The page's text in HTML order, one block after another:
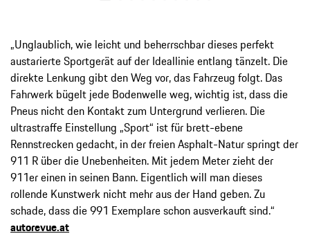
„Unglaublich, wie leicht und beherrschbar dieses perfekt
austarierte Sportgerät auf der Ideallinie entlang tänzelt. Die
direkte Lenkung gibt den Weg vor, das Fahrzeug folgt. Das
Fahrwerk bügelt jede Bodenwelle weg, wichtig ist, dass die
Pneus nicht den Kontakt zum Untergrund verlieren. Die
ultrastraffe Einstellung „Sport“ ist für brett-ebene
Rennstrecken gedacht, in der freien Asphalt-Natur springt der
911 R über die Unebenheiten. Mit jedem Meter zieht der
911er einen in seinen Bann. Eigentlich will man dieses
rollende Kunstwerk nicht mehr aus der Hand geben. Zu
schade, dass die 991 Exemplare schon ausverkauft sind.“
autorevue.at